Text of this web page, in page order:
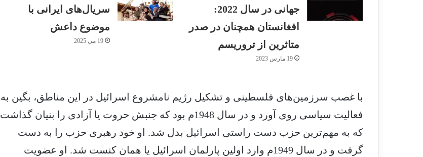
جهانی در سال 2022:
افغانستان همچنان در صدر
متاثرین از تروریسم
19 مارس 2023
سریال‌های ایرانی با
موضوع داعش
19 می 2025
با غصب سرزمین‌های فلسطینی و تشکیل رژیم نامشروع اسرائیل در این مناطق، بگین به
فعالیت سیاسی روی آورد و در سال 1948م بود که جنبش حروت یا آزادی را بنیان گذاشت
که به مهم‌ترین حزب دست راستی اسرائیل بدل شد. او خود رهبری حزب را به دست
گرفت و در سال 1949م وارد اولین پارلمان اسرائیل یا همان کنست شد. او عضویت